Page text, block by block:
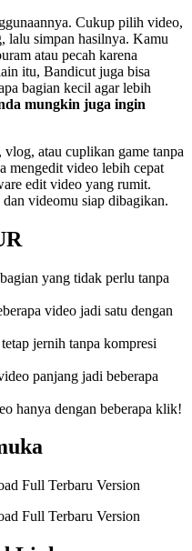
Cukup pilih video,
lalu simpan hasilnya. Kamu
atau pecah karena
itu, Bandicut juga bisa
bagian kecil agar lebih
mungkin juga ingin
atau cuplikan game tanpa
mengedit video lebih cepat
edit video yang rumit.
videomu siap dibagikan.
yang tidak perlu tanpa
video jadi satu dengan
jernih tanpa kompresi
panjang jadi beberapa
hanya dengan beberapa klik!